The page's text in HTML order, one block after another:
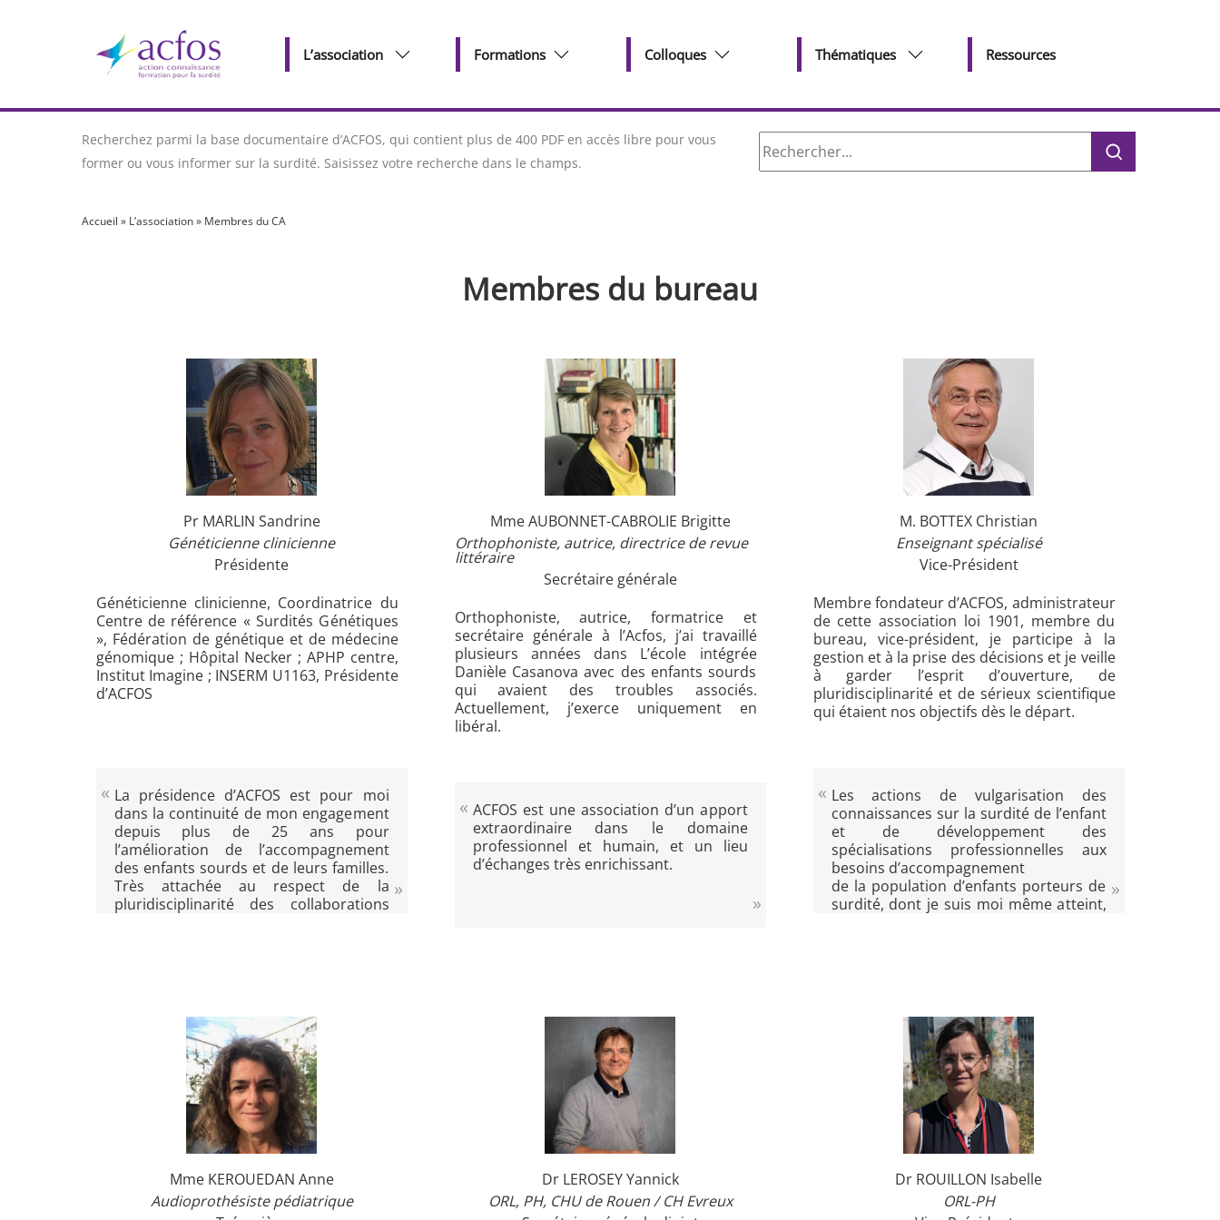
L’association Formations Colloques Thématiques Ressources
Recherchez parmi la base documentaire d’ACFOS, qui contient plus de 400 PDF en accès libre pour vous
former ou vous informer sur la surdité. Saisissez votre recherche dans le champs.
Rechercher :
Accueil » L’association» Membres du CA
Membres du bureau
Pr MARLIN Sandrine
Généticienne clinicienne
Présidente
Généticienne clinicienne, Coordinatrice du
Centre de référence « Surdités Génétiques
», Fédération de génétique et de médecine
génomique ; Hôpital Necker ; APHP centre,
Institut Imagine ; INSERM U1163, Présidente
d’ACFOS
La présidence d’ACFOS est pour moi
dans la continuité de mon engagement
depuis plus de 25 ans pour
l’amélioration de l’accompagnement
des enfants sourds et de leurs familles.
Très attachée au respect de la
pluridisciplinarité des collaborations
Mme AUBONNET-CABROLIE Brigitte
Orthophoniste, autrice, directrice de revue
littéraire
Secrétaire générale
Orthophoniste, autrice, formatrice et
secrétaire générale à l’Acfos, j’ai travaillé
plusieurs années dans L’école intégrée
Danièle Casanova avec des enfants sourds
qui avaient des troubles associés.
Actuellement, j’exerce uniquement en
libéral.
ACFOS est une association d’un apport
extraordinaire dans le domaine
professionnel et humain, et un lieu
d’échanges très enrichissant.
M. BOTTEX Christian
Enseignant spécialisé
Vice-Président
Membre fondateur d’ACFOS, administrateur
de cette association loi 1901, membre du
bureau, vice-président, je participe à la
gestion et à la prise des décisions et je veille
à garder l’esprit d’ouverture, de
pluridisciplinarité et de sérieux scientifique
qui étaient nos objectifs dès le départ.
Les actions de vulgarisation des
connaissances sur la surdité de l’enfant
et de développement des
spécialisations professionnelles aux
besoins d’accompagnement
de la population d’enfants porteurs de
surdité, dont je suis moi même atteint,
professionnelle et de mon vécu
Mme KEROUEDAN Anne
Audioprothésiste pédiatrique
Dr LEROSEY Yannick
ORL, PH, CHU de Rouen / CH Evreux
Dr ROUILLON Isabelle
ORL-PH